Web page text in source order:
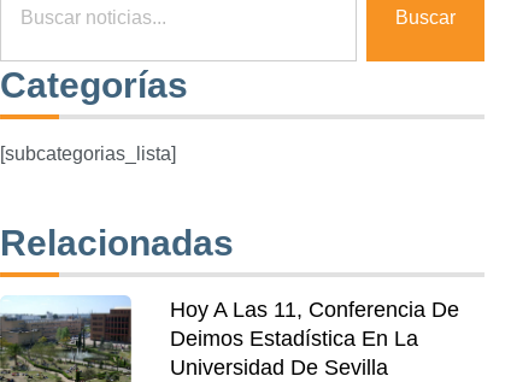
Buscar
Categorías
[subcategorias_lista]
Relacionadas
Hoy A Las 11, Conferencia De
Deimos Estadística En La
Universidad De Sevilla